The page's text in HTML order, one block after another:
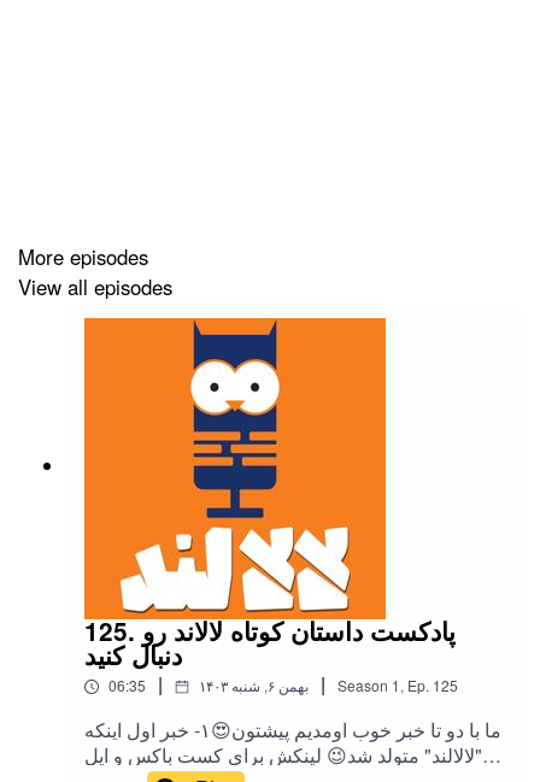
اینستاگرام راوی
instagram.com/ravi.podcast
اگه دوست دارید پادکست بسازید و در موردش میخواید
مطالب آموزشی بخونید حتما به سایت ما سر بزنید
پادکست راوی رو از اپلیکیشن های پادگیر بشنوید
More episodes
View all episodes
125. پادکست داستان کوتاه لالاند رو
دنبال کنید
06:35 | ۱۴۰۳ بهمن ۶, شنبه | Season 1, Ep. 125
ما با دو تا خبر خوب اومدیم پیشتون😍۱- خبر اول اینکه
"لالالند" متولد شد😉 لینکش برای کست باکس و اپل